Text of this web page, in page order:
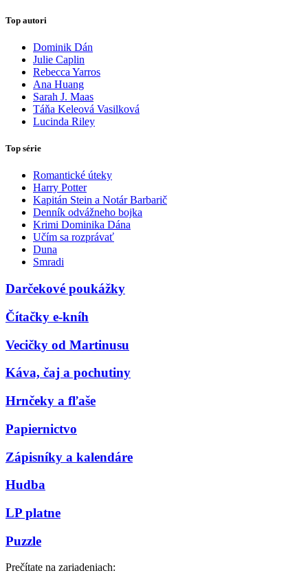
Top autori
Dominik Dán
Julie Caplin
Rebecca Yarros
Ana Huang
Sarah J. Maas
Táňa Keleová Vasilková
Lucinda Riley
Top série
Romantické úteky
Harry Potter
Kapitán Stein a Notár Barbarič
Denník odvážneho bojka
Krimi Dominika Dána
Učím sa rozprávať
Duna
Smradi
Darčekové poukážky
Čítačky e-kníh
Vecičky od Martinusu
Káva, čaj a pochutiny
Hrnčeky a fľaše
Papiernictvo
Zápisníky a kalendáre
Hudba
LP platne
Puzzle
Prečítate na zariadeniach: